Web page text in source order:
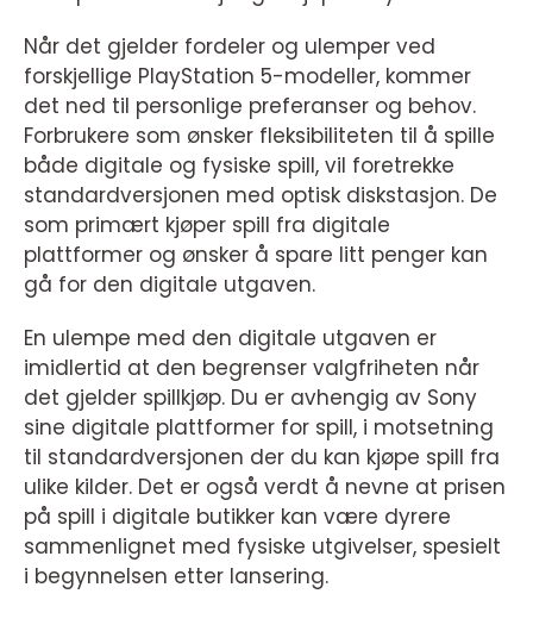
Når det gjelder fordeler og ulemper ved
forskjellige PlayStation 5-modeller, kommer
det ned til personlige preferanser og behov.
Forbrukere som ønsker fleksibiliteten til å spille
både digitale og fysiske spill, vil foretrekke
standardversjonen med optisk diskstasjon. De
som primært kjøper spill fra digitale
plattformer og ønsker å spare litt penger kan
gå for den digitale utgaven.
En ulempe med den digitale utgaven er
imidlertid at den begrenser valgfriheten når
det gjelder spillkjøp. Du er avhengig av Sony
sine digitale plattformer for spill, i motsetning
til standardversjonen der du kan kjøpe spill fra
ulike kilder. Det er også verdt å nevne at prisen
på spill i digitale butikker kan være dyrere
sammenlignet med fysiske utgivelser, spesielt
i begynnelsen etter lansering.